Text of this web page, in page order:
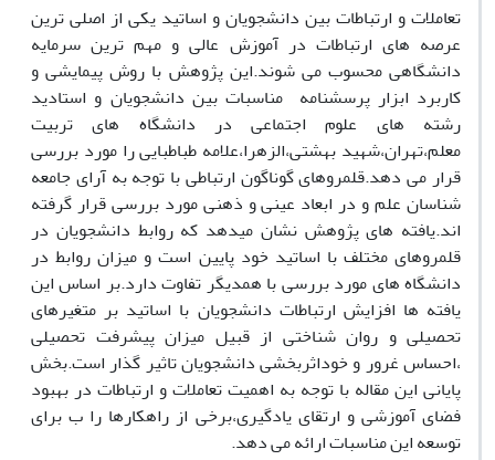
تعاملات و ارتباطات بین دانشجویان و اساتید یکی از اصلی ترین
عرصه های ارتباطات در آموزش عالی و مهم ترین سرمایه
دانشگاهی محسوب می شوند.این پژوهش با روش پیمایشی و
کاربرد ابزار پرسشنامه مناسبات بین دانشجویان و استادید
رشته های علوم اجتماعی در دانشگاه های تربیت
معلم،تهران،شهید بهشتی،الزهرا،علامه طباطبایی را مورد بررسی
قرار می دهد.قلمروهای گوناگون ارتباطی با توجه به آرای جامعه
شناسان علم و در ابعاد عینی و ذهنی مورد بررسی قرار گرفته
اند.یافته های پژوهش نشان میدهد که روابط دانشجویان در
قلمروهای مختلف با اساتید خود پایین است و میزان روابط در
دانشگاه های مورد بررسی با همدیگر تفاوت دارد.بر اساس این
یافته ها افزایش ارتباطات دانشجویان با اساتید بر متغیرهای
تحصیلی و روان شناختی از قبیل میزان پیشرفت تحصیلی
،احساس غرور و خوداثربخشی دانشجویان تاثیر گذار است.بخش
پایانی این مقاله با توجه به اهمیت تعاملات و ارتباطات در بهبود
فضای آموزشی و ارتقای یادگیری،برخی از راهکارها را ب برای
توسعه این مناسبات ارائه می دهد.